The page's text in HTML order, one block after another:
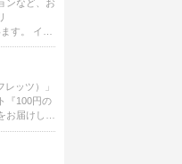
ンなど、お
す。 イン
たり暮らし
自分らしい
をお届けし
レッツ）」
『100円の
お届けしま